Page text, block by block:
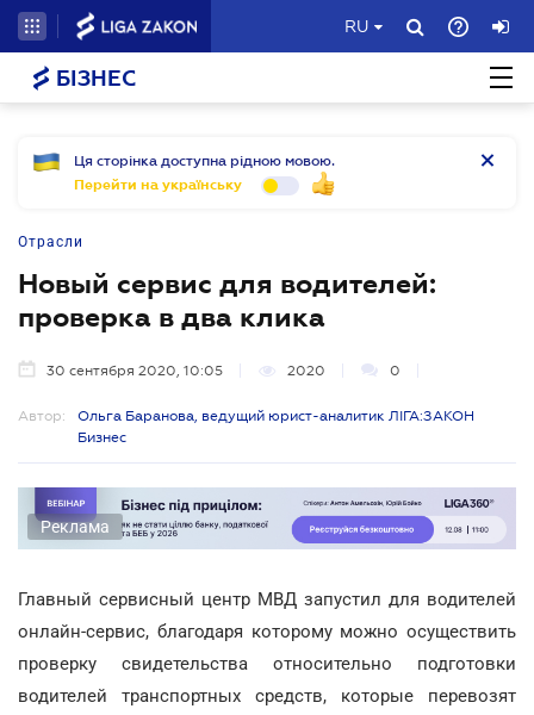
RU
БІЗНЕС
Ця сторінка доступна рідною мовою.
Перейти на українську
Отрасли
Новый сервис для водителей:
проверка в два клика
30 сентября 2020, 10:05 2020 0
Автор:
Ольга Баранова, ведущий юрист-аналитик ЛІГА:ЗАКОН
Бизнес
Реклама
Главный сервисный центр МВД запустил для водителей
онлайн-сервис, благодаря которому можно осуществить
проверку свидетельства относительно подготовки
водителей транспортных средств, которые перевозят